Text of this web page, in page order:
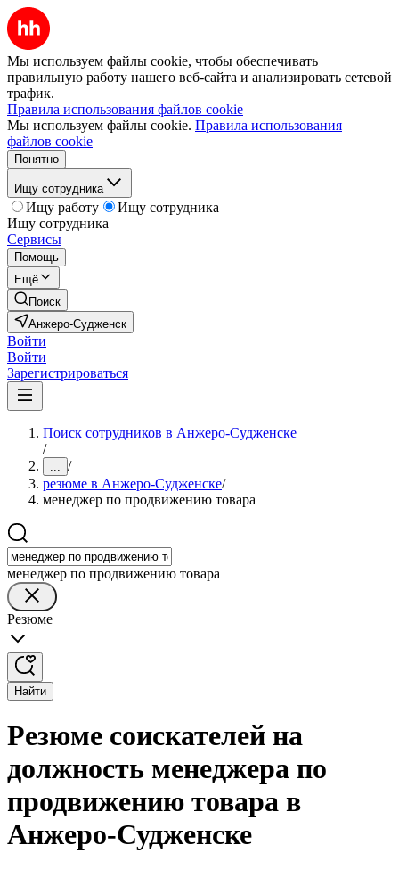
Мы используем файлы cookie, чтобы обеспечивать
правильную работу нашего веб-сайта и анализировать сетевой
трафик.
Правила использования файлов cookie
Мы используем файлы cookie. Правила использования
файлов cookie
Понятно
Ищу сотрудника
Ищу работу
Ищу сотрудника
Ищу сотрудника
Сервисы
Помощь
Ещё
Поиск
Анжеро-Судженск
Войти
Войти
Зарегистрироваться
Поиск сотрудников в Анжеро-Судженске
/
... /
резюме в Анжеро-Судженске/
менеджер по продвижению товара
менеджер по продвижению товара
Резюме
Найти
Резюме соискателей на
должность менеджера по
продвижению товара в
Анжеро-Судженске